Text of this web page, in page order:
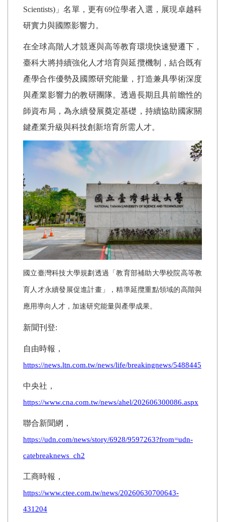
Scientists) 」名單，更有69位學者入選，展現卓越科
研實力與國際影響力。
在全球高階人才競逐與高等教育環境快速變遷下，
臺科大將持續強化人才培育與延攬機制，結合既有
產學合作優勢及國際研究能量，打造兼具學術深度
與產業影響力的教研團隊。透過長期且具前瞻性的
師資布局，為永續發展奠定基礎，持續協助國家關
鍵產業升級與科技創新培育所需人才。
國立臺灣科技大學規劃透過「教育部補助大學校院高等教
育人才永續發展促進計畫」，精準延攬重點領域的高階與
應用導向人才，加速研究能量與產學成果。
新聞刊登:
自由時報，
https://news.ltn.com.tw/news/life/breakingnews/5488445
中央社，
https://www.cna.com.tw/news/ahel/202606300086.aspx
聯合新聞網，
https://udn.com/news/story/6928/9597263?from=udn-
catebreaknews_ch2
工商時報，
https://www.ctee.com.tw/news/20260630700643-
431204